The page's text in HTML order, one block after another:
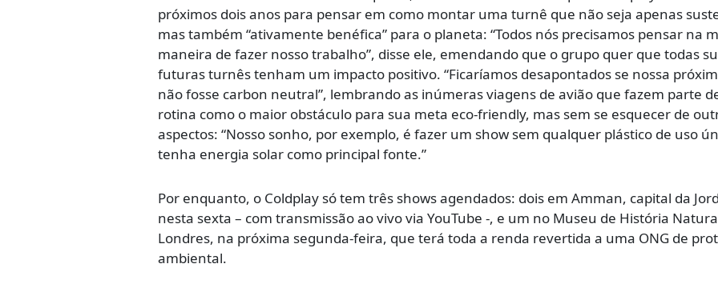
próximos dois anos para pensar em como montar uma turnê que não seja apenas
mas também “ativamente benéfica” para o planeta: “Todos nós precisamos pensar na
maneira de fazer nosso trabalho”, disse ele, emendando que o grupo quer que todas
futuras turnês tenham um impacto positivo. “Ficaríamos desapontados se nossa
não fosse carbon neutral”, lembrando as inúmeras viagens de avião que fazem parte
rotina como o maior obstáculo para sua meta eco-friendly, mas sem se esquecer de
aspectos: “Nosso sonho, por exemplo, é fazer um show sem qualquer plástico de uso
tenha energia solar como principal fonte.”
Por enquanto, o Coldplay só tem três shows agendados: dois em Amman, capital da
nesta sexta – com transmissão ao vivo via YouTube -, e um no Museu de História
Londres, na próxima segunda-feira, que terá toda a renda revertida a uma ONG de
ambiental.